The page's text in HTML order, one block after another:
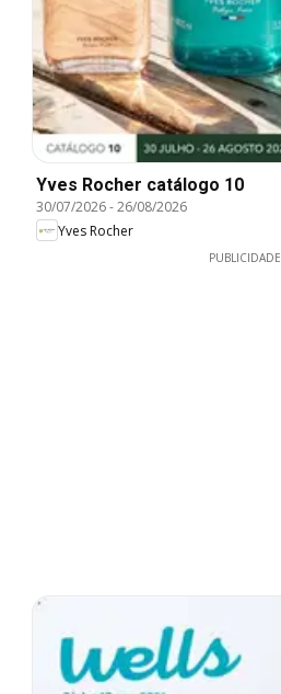
Yves Rocher catálogo 10
30/07/2026-26/08/2026
Yves Rocher
PUBLICIDADE